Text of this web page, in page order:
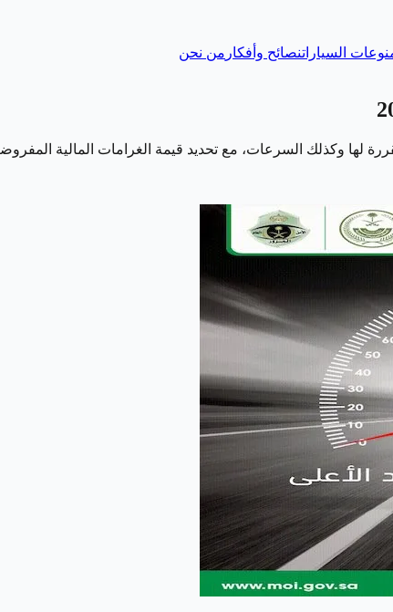
السياراتنصائح وأفكار من نحن
لها وكذلك السرعات، مع تحديد قيمة الغرامات المالية